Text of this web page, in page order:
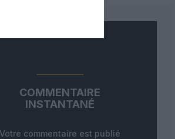
COMMENTAIRE
INSTANTANÉ
Votre commentaire est publié